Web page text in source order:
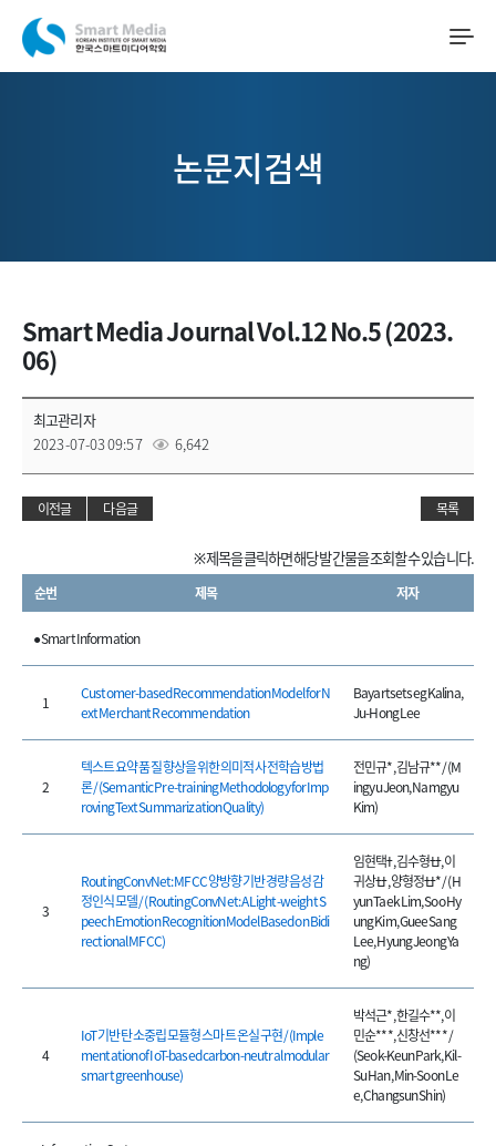
논문지검색
Smart Media Journal Vol.12 No.5 (2023.
06)
최고관리자
2023-07-03 09:57
6,642
이전글 다음글 목록
※ 제목을 클릭하면 해당 발간물을 조회할 수 있습니다.
순번 제목 저자
● Smart Information
1
Customer-based Recommendation Model for N
ext Merchant Recommendation
Bayartsetseg Kalina,
Ju-Hong Lee
2
텍스트 요약 품질 향상을 위한 의미적 사전학습 방법
론 / (Semantic Pre-training Methodology for Imp
roving Text Summarization Quality)
전민규*, 김남규** / (M
ingyu Jeon, Namgyu
Kim)
3
RoutingConvNet: MFCC 양방향 기반 경량 음성감
정인식 모델 / (RoutingConvNet: A Light-weight S
peech Emotion Recognition Model Based on Bidi
rectional MFCC)
임현택ߙ, 김수형ߙߙ, 이
귀상ߙߙ, 양형정ߙߙ* / (H
yun Taek Lim, Soo Hy
ung Kim, Guee Sang
Lee, Hyung Jeong Ya
ng)
4
IoT 기반 탄소중립 모듈형 스마트 온실 구현 / (Imple
mentation of IoT-based carbon-neutral modular
smart greenhouse)
박석근*, 한길수**, 이
민순***, 신창선*** /
(Seok-Keun Park, Kil-
Su Han, Min-Soon Le
e, Changsun Shin)